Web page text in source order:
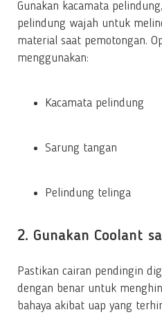
Gunakan kacamata
pelindung wajah untuk
material saat pemotongan.
menggunakan:
Kacamata pelindung
Sarung tangan
Pelindung telinga
2. Gunakan Coolant
Pastikan cairan pendingin
dengan benar untuk
bahaya akibat uap yang